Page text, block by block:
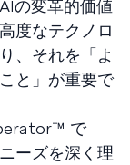
の変革的価値
度なテクノロ
、それを「よ
と」が重要で
で
ーズを深く理